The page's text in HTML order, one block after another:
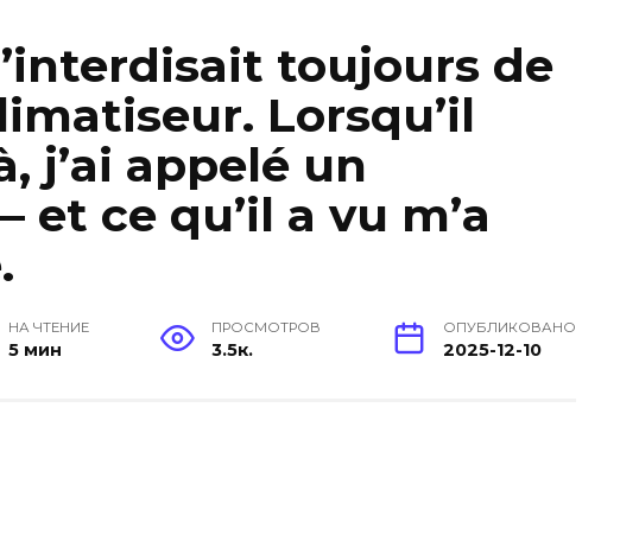
toujours de
Lorsqu’il
j’ai appelé un
ce qu’il a vu m’a
НА ЧТЕНИЕ
5 мин
ПРОСМОТРОВ
3.5к.
ОПУБЛИКОВАНО
2025-12-10